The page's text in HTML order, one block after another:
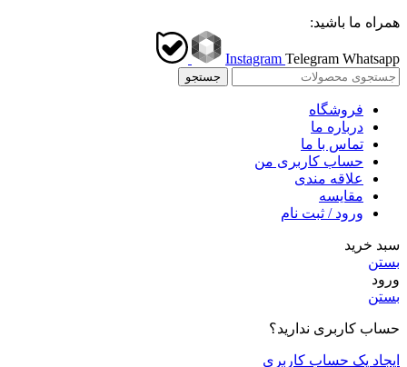
همراه ما باشید:
Instagram Telegram Whatsapp
جستجو
فروشگاه
درباره ما
تماس با ما
حساب کاربری من
علاقه مندی
مقايسه
ورود / ثبت نام
سبد خرید
بستن
ورود
بستن
حساب کاربری ندارید؟
ایجاد یک حساب کاربری